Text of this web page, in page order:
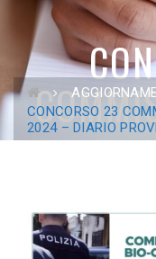
CONCORSO 23
2024 – DIARIO